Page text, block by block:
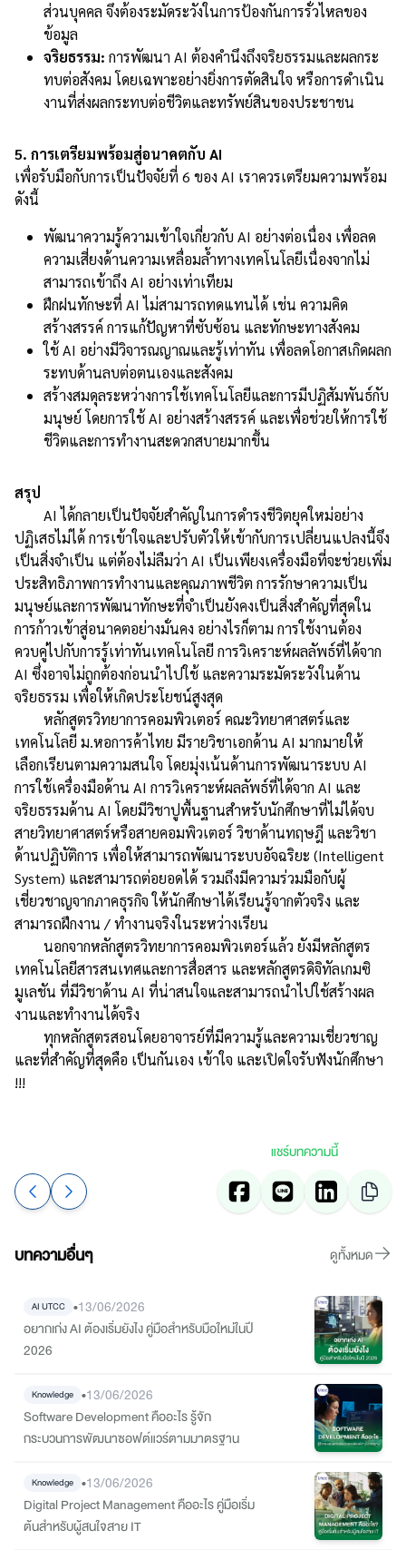
ส่วนบุคคล จึงต้องระมัดระวังในการป้องกันการรั่วไหลของ
ข้อมูล
จริยธรรม: การพัฒนา AI ต้องคำนึงถึงจริยธรรมและผลกระ
ทบต่อสังคม โดยเฉพาะอย่างยิ่งการตัดสินใจ หรือการดำเนิน
งานที่ส่งผลกระทบต่อชีวิตและทรัพย์สินของประชาชน
5. การเตรียมพร้อมสู่อนาคตกับ AI
เพื่อรับมือกับการเป็นปัจจัยที่ 6 ของ AI เราควรเตรียมความพร้อม
ดังนี้
พัฒนาความรู้ความเข้าใจเกี่ยวกับ AI อย่างต่อเนื่อง เพื่อลด
ความเสี่ยงด้านความเหลื่อมล้ำทางเทคโนโลยีเนื่องจากไม่
สามารถเข้าถึง AI อย่างเท่าเทียม
ฝึกฝนทักษะที่ AI ไม่สามารถทดแทนได้ เช่น ความคิด
สร้างสรรค์ การแก้ปัญหาที่ซับซ้อน และทักษะทางสังคม
ใช้ AI อย่างมีวิจารณญาณและรู้เท่าทัน เพื่อลดโอกาสเกิดผลก
ระทบด้านลบต่อตนเองและสังคม
สร้างสมดุลระหว่างการใช้เทคโนโลยีและการมีปฏิสัมพันธ์กับ
มนุษย์ โดยการใช้ AI อย่างสร้างสรรค์ และเพื่อช่วยให้การใช้
ชีวิตและการทำงานสะดวกสบายมากขึ้น
สรุป
AI ได้กลายเป็นปัจจัยสำคัญในการดำรงชีวิตยุคใหม่อย่าง
ปฏิเสธไม่ได้ การเข้าใจและปรับตัวให้เข้ากับการเปลี่ยนแปลงนี้จึง
เป็นสิ่งจำเป็น แต่ต้องไม่ลืมว่า AI เป็นเพียงเครื่องมือที่จะช่วยเพิ่ม
ประสิทธิภาพการทำงานและคุณภาพชีวิต การรักษาความเป็น
มนุษย์และการพัฒนาทักษะที่จำเป็นยังคงเป็นสิ่งสำคัญที่สุดใน
การก้าวเข้าสู่อนาคตอย่างมั่นคง อย่างไรก็ตาม การใช้งานต้อง
ควบคู่ไปกับการรู้เท่าทันเทคโนโลยี การวิเคราะห์ผลลัพธ์ที่ได้จาก
AI ซึ่งอาจไม่ถูกต้องก่อนนำไปใช้ และความระมัดระวังในด้าน
จริยธรรม เพื่อให้เกิดประโยชน์สูงสุด
หลักสูตรวิทยาการคอมพิวเตอร์ คณะวิทยาศาสตร์และ
เทคโนโลยี ม.หอการค้าไทย มีรายวิชาเอกด้าน AI มากมายให้
เลือกเรียนตามความสนใจ โดยมุ่งเน้นด้านการพัฒนาระบบ AI
การใช้เครื่องมือด้าน AI การวิเคราะห์ผลลัพธ์ที่ได้จาก AI และ
จริยธรรมด้าน AI โดยมีวิชาปูพื้นฐานสำหรับนักศึกษาที่ไม่ได้จบ
สายวิทยาศาสตร์หรือสายคอมพิวเตอร์ วิชาด้านทฤษฎี และวิชา
ด้านปฏิบัติการ เพื่อให้สามารถพัฒนาระบบอัจฉริยะ (Intelligent
System) และสามารถต่อยอดได้ รวมถึงมีความร่วมมือกับผู้
เชี่ยวชาญจากภาคธุรกิจ ให้นักศึกษาได้เรียนรู้จากตัวจริง และ
สามารถฝึกงาน / ทำงานจริงในระหว่างเรียน
นอกจากหลักสูตรวิทยาการคอมพิวเตอร์แล้ว ยังมีหลักสูตร
เทคโนโลยีสารสนเทศและการสื่อสาร และหลักสูตรดิจิทัลเกมซิ
มูเลชัน ที่มีวิชาด้าน AI ที่น่าสนใจและสามารถนำไปใช้สร้างผล
งานและทำงานได้จริง
ทุกหลักสูตรสอนโดยอาจารย์ที่มีความรู้และความเชี่ยวชาญ
และที่สำคัญที่สุดคือ เป็นกันเอง เข้าใจ และเปิดใจรับฟังนักศึกษา
!!!
แชร์บทความนี้
บทความอื่นๆ ดูทั้งหมด
AI UTCC •13/06/2026
อยากเก่ง AI ต้องเริ่มยังไง คู่มือสำหรับมือใหม่ในปี
2026
Knowledge •13/06/2026
Software Development คืออะไร รู้จัก
กระบวนการพัฒนาซอฟต์แวร์ตามมาตรฐาน
Knowledge •13/06/2026
Digital Project Management คืออะไร คู่มือเริ่ม
ต้นสำหรับผู้สนใจสาย IT